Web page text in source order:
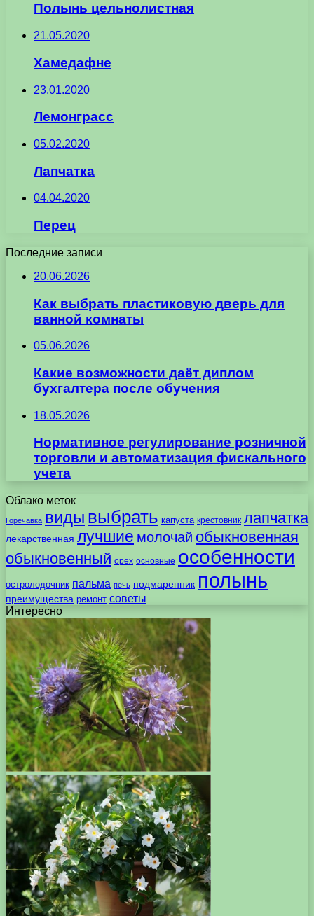
Полынь цельнолистная
21.05.2020
Хамедафне
23.01.2020
Лемонграсс
05.02.2020
Лапчатка
04.04.2020
Перец
Последние записи
20.06.2026
Как выбрать пластиковую дверь для
ванной комнаты
05.06.2026
Какие возможности даёт диплом
бухгалтера после обучения
18.05.2026
Нормативное регулирование розничной
торговли и автоматизация фискального
учета
Облако меток
Горечавка виды выбрать капуста крестовник лапчатка
лекарственная лучшие молочай обыкновенная
обыкновенный орех основные особенности
остролодочник пальма печь подмаренник полынь
преимущества ремонт советы
Интересно